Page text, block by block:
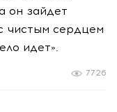
он зайдет
чистым сердцем
идет».
7726